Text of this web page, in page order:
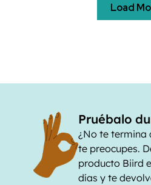
Load
Pruébalo
¿No te termina
te preocupes.
producto Biird
días y te